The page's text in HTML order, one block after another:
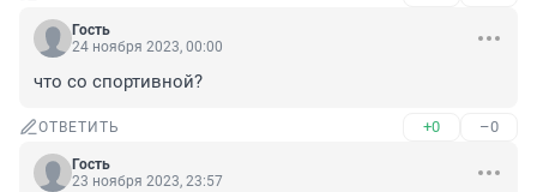
Гость
24 ноября 2023, 00:00
что со спортивной?
ОТВЕТИТЬ +0 –0
Гость
23 ноября 2023, 23:57